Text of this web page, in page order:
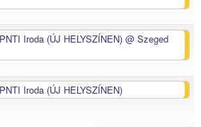
Iroda (ÚJ HELYSZÍNEN) @ Szeged
Iroda (ÚJ HELYSZÍNEN)